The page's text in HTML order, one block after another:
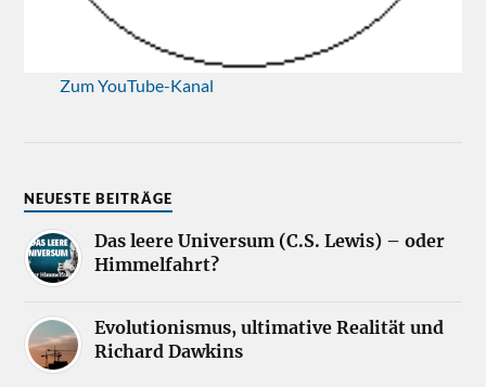
Zum YouTube-Kanal
NEUESTE BEITRÄGE
Das leere Universum (C.S. Lewis) – oder
Himmelfahrt?
Evolutionismus, ultimative Realität und
Richard Dawkins